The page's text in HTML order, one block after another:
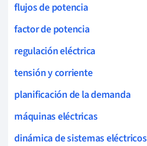
flujos de potencia
factor de potencia
regulación eléctrica
tensión y corriente
planificación de la demanda
máquinas eléctricas
dinámica de sistemas eléctricos